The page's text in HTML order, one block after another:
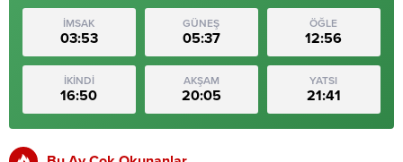
İMSAK
03:53
GÜNEŞ
05:37
ÖĞLE
12:56
İKİNDİ
16:50
AKŞAM
20:05
YATSI
21:41